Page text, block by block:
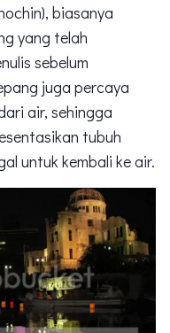
biasanya
yang telah
sebelum
juga percaya
air, sehingga
tubuh
untuk kembali ke air.